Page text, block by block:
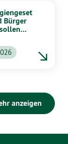
Bürger
anzeigen